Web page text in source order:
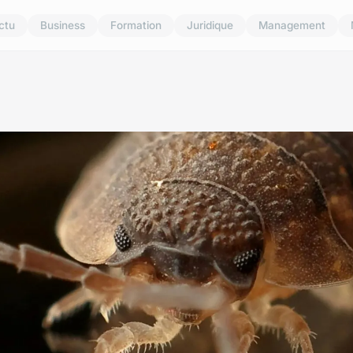
Business Formation Juridique Management